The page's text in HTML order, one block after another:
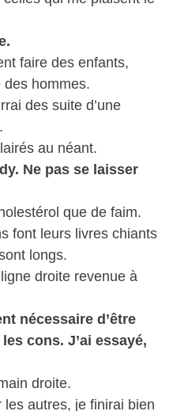
faire des enfants,
des hommes.
des suite d’une
au néant.
Ne pas se laisser
que de faim.
font leurs livres chiants
longs.
droite revenue à
nécessaire d’être
cons. J’ai essayé,
droite.
les autres, je finirai bien